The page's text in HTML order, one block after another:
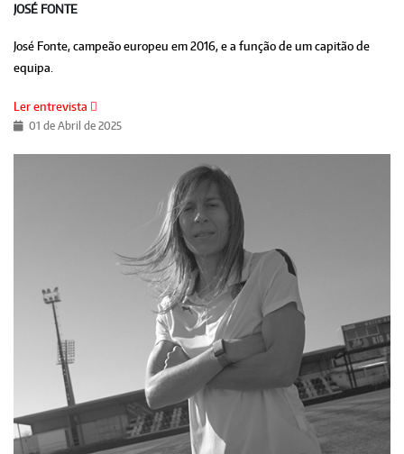
JOSÉ FONTE
José Fonte, campeão europeu em 2016, e a função de um capitão de
equipa.
Ler entrevista
01 de Abril de 2025